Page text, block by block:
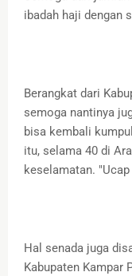
ibadah haji dengan
Berangkat dari
semoga nantinya
bisa kembali
itu, selama 40 di
keselamatan. "Ucap
Hal senada juga
Kabupaten Kampar